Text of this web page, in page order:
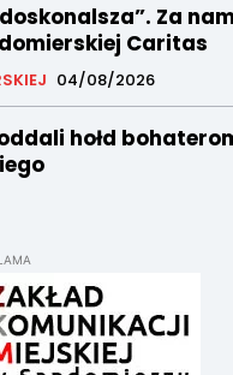
Za
Caritas
04/08/2026
hołd